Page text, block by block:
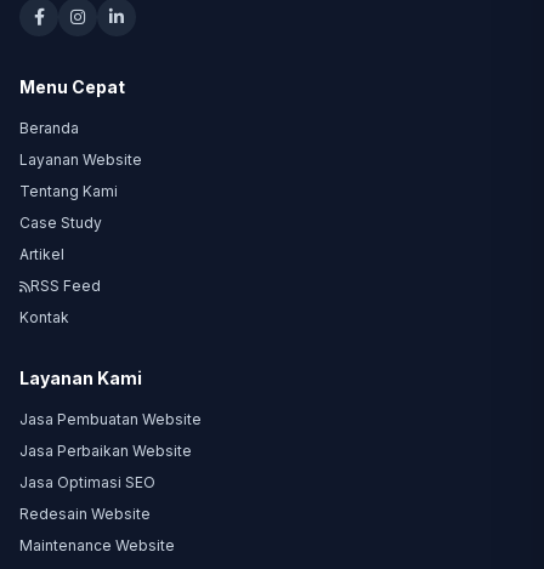
Menu Cepat
Beranda
Layanan Website
Tentang Kami
Case Study
Artikel
RSS Feed
Kontak
Layanan Kami
Jasa Pembuatan Website
Jasa Perbaikan Website
Jasa Optimasi SEO
Redesain Website
Maintenance Website